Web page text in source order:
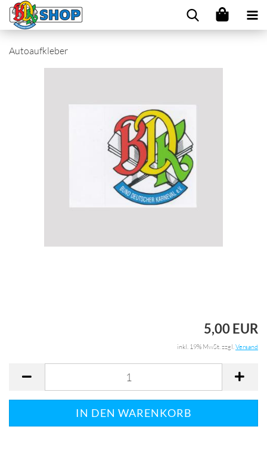
Autoaufkleber
5,00 EUR
inkl. 19% MwSt. zzgl.Versand